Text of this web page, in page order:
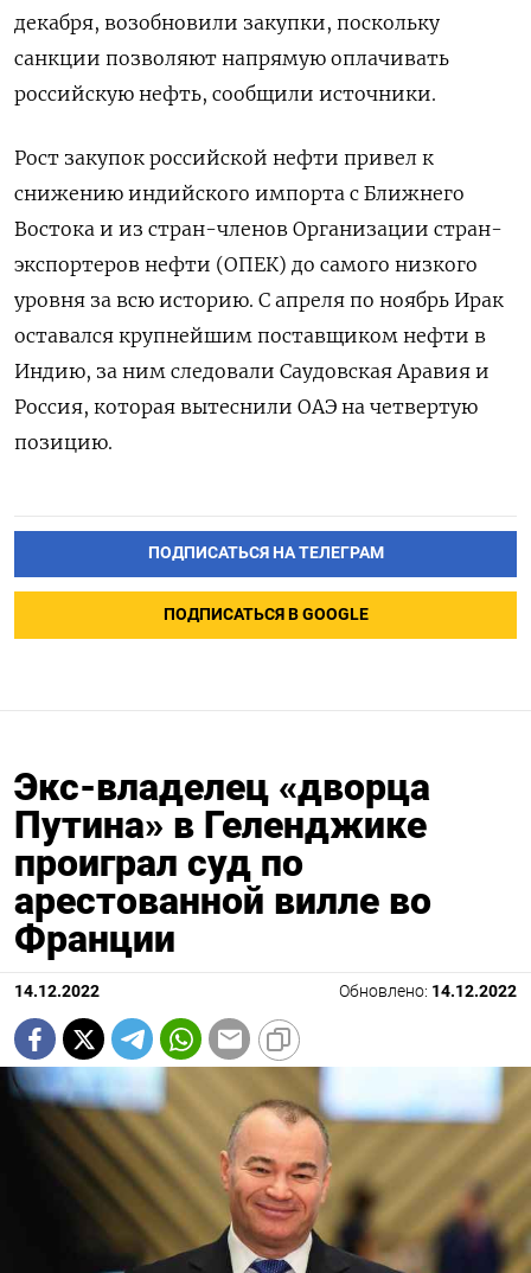
декабря, возобновили закупки, поскольку
санкции позволяют напрямую оплачивать
российскую нефть, сообщили источники.
Рост закупок российской нефти привел к
снижению индийского импорта с Ближнего
Востока и из стран-членов Организации стран-
экспортеров нефти (ОПЕК) до самого низкого
уровня за всю историю. С апреля по ноябрь Ирак
оставался крупнейшим поставщиком нефти в
Индию, за ним следовали Саудовская Аравия и
Россия, которая вытеснили ОАЭ на четвертую
позицию.
ПОДПИСАТЬСЯ НА ТЕЛЕГРАМ
ПОДПИСАТЬСЯ В GOOGLE
Экс-владелец «дворца
Путина» в Геленджике
проиграл суд по
арестованной вилле во
Франции
14.12.2022 Обновлено: 14.12.2022